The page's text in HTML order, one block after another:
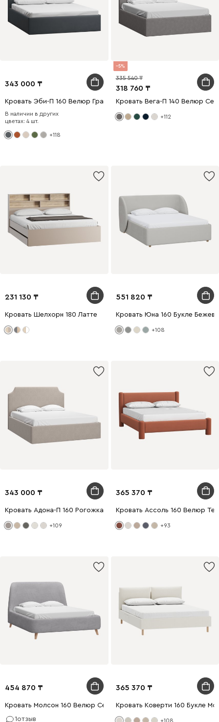
343 000
Кровать Эби-П 160 Велюр Графитовый
В наличии в других
цветах: 4 шт.
+118
5
318 760
335 540
Кровать Вега-П 140 Велюр
+112
231 130
Кровать Шелхорн 180 Латте
551 820
Кровать Юна 160 Букле
+108
343 000
Кровать Адона-П 160 Рогожка Латте
+109
365 370
Кровать Ассоль 160 Велюр
+93
454 870
Кровать Молсон 160 Велюр Серый
1отзыв
365 370
Кровать Коверти 160 Букле
+108